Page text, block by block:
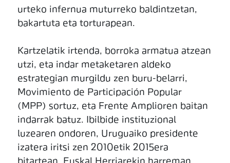
urteko infernua muturreko baldintzetan,
bakartuta eta torturapean.
Kartzelatik irtenda, borroka armatua atzean
utzi, eta indar metaketaren aldeko
estrategian murgildu zen buru-belarri,
Movimiento de Participación Popular
(MPP) sortuz, eta Frente Amplioren baitan
indarrak batuz. Ibilbide instituzional
luzearen ondoren, Uruguaiko presidente
izatera iritsi zen 2010etik 2015era